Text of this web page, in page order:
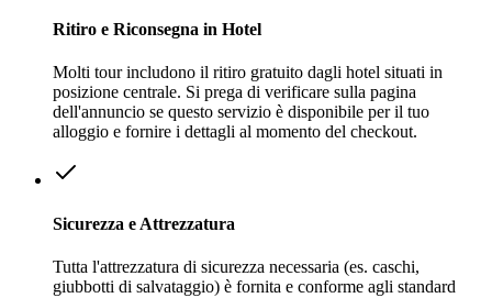
Ritiro e Riconsegna in Hotel
Molti tour includono il ritiro gratuito dagli hotel situati in
posizione centrale. Si prega di verificare sulla pagina
dell'annuncio se questo servizio è disponibile per il tuo
alloggio e fornire i dettagli al momento del checkout.
Sicurezza e Attrezzatura
Tutta l'attrezzatura di sicurezza necessaria (es. caschi,
giubbotti di salvataggio) è fornita e conforme agli standard